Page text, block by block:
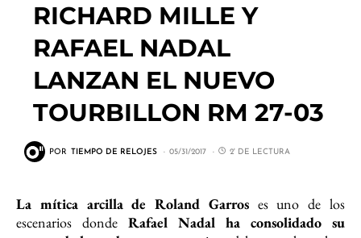
RICHARD MILLE Y
RAFAEL NADAL
LANZAN EL NUEVO
TOURBILLON RM 27-03
POR TIEMPO DE RELOJES 05/31/2017 2' DE LECTURA
La mítica arcilla de Roland Garroses uno de los
escenarios donde Rafael Nadal ha consolidado su